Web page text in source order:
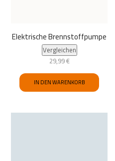
Elektrische Brennstoffpumpe
Vergleichen
29,99€
IN DEN WARENKORB